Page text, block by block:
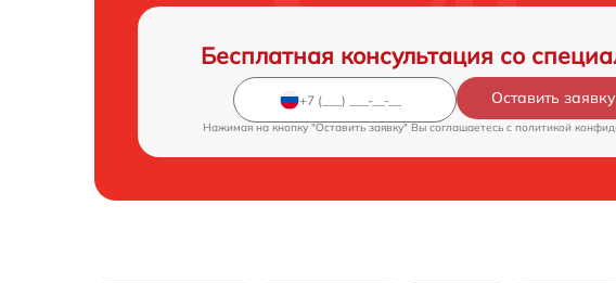
Бесплатная консультация со
Оставить заявку
Нажимая на кнопку "Оставить заявку" Вы соглашаетесь c политикой